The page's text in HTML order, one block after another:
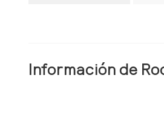
Información de